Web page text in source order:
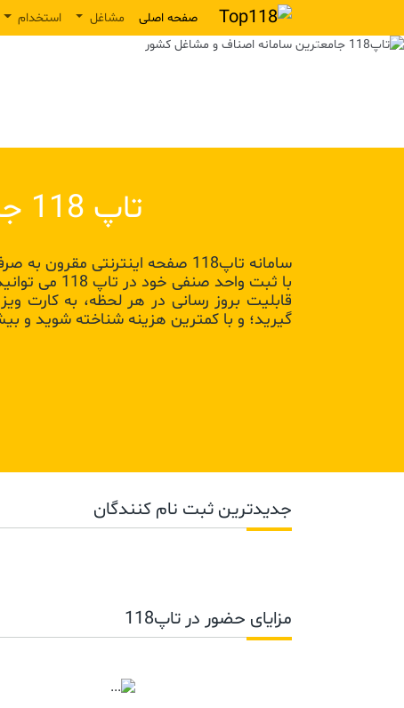
صفحه اصلی مشاغل استخدام
Previous
تاپ 118 جامعترین سامانه اطلاع رسانی مشاغل کشور
سامانه تاپ118 صفحه اینترنتی مقرون به صرفه برایتان طراحی میکند که در صدر نتایج جستجو قرار میگیرد:
با ثبت
قابلیت بروز رسانی در هر لحظه، به کارت
گیرید؛ و با کمترین هزینه شناخته شوید و
جدیدترین ثبت نام کنندگان
مزایای حضور در تاپ118